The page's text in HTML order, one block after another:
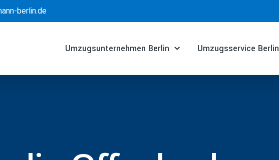
berlin.de
Umzugsunternehmen Berlin Umzugsservice Berlin